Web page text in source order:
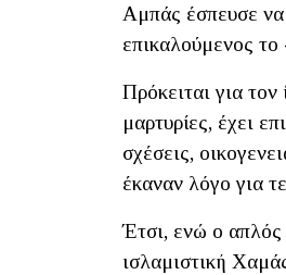
Αμπάς έσπευσε να
επικαλούμενος το
Πρόκειται για
μαρτυρίες, έχει
σχέσεις,
έκαναν λόγο για
Έτσι, ενώ ο απλός
ισλαμιστική